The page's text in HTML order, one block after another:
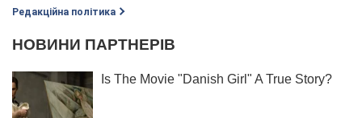
Редакційна політика